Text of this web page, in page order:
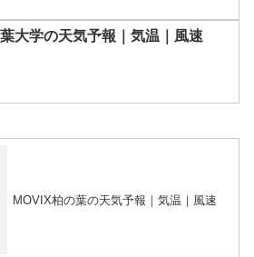
大学の天気予報｜気温｜風速
MOVIX柏の葉の天気予報｜気温｜風速